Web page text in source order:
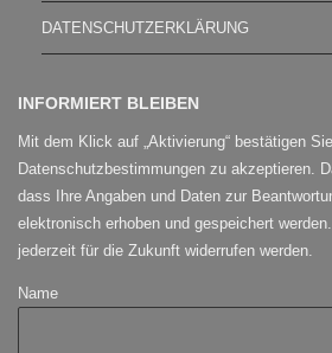
DATENSCHUTZERKLÄRUNG
INFORMIERT BLEIBEN
Mit dem Klick auf „Aktivierung“ bestätigen
Datenschutzbestimmungen zu akzeptieren.
dass Ihre Angaben und Daten zur
elektronisch erhoben und gespeichert
jederzeit für die Zukunft widerrufen werden.
Name